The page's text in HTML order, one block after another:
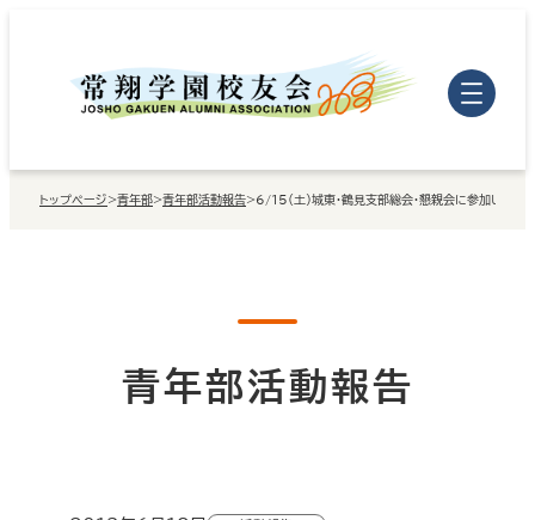
トップページ >青年部>青年部活動報告> 6/15（土）城東・鶴見支部総会・懇親会に参加しました
青年部活動報告